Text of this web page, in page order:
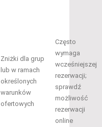
Zniżki dla grup
lub w ramach
określonych
warunków
ofertowych
Często
wymaga
wcześniejszej
rezerwacji;
sprawdź
możliwość
rezerwacji
online